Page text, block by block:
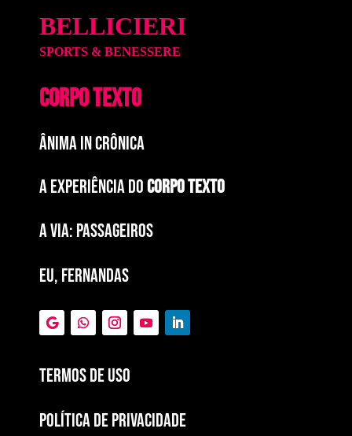
BELLICIERI
SPORTS & BENESSERE
CORPO TEXTO
ÂNIMA IN CRÔNICA
A EXPERIÊNCIA DOCORPO TEXTO
a via: paSSAGEIROS
EU, FERNANDAS
Termos de Uso
POLÍTICA DE PRIVACIDADE